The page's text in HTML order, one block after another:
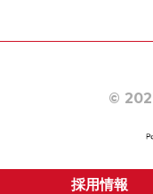
採用情報
©